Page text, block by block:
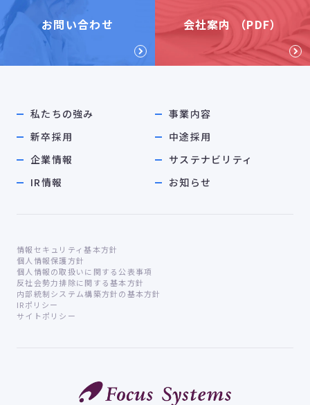
お問い合わせ 会社案内 （PDF）
私たちの強み
事業内容
新卒採用
中途採用
企業情報
サステナビリティ
IR情報
お知らせ
情報セキュリティ基本方針
個人情報保護方針
個人情報の取扱いに関する公表事項
反社会勢力排除に関する基本方針
内部統制システム構築方針の基本方針
IRポリシー
サイトポリシー